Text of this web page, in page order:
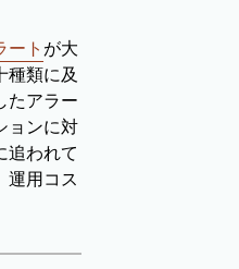
ート が大
種類に及
たアラー
ョンに対
追われて
運用コス